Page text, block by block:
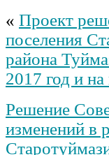
« Проект
поселения
района
2017 год и
Решение
изменений в